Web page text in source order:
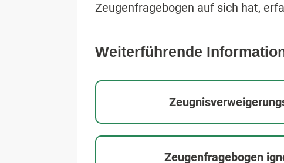
Zeugenfragebogen auf sich hat,
Weiterführende
Zeugenfragebogen